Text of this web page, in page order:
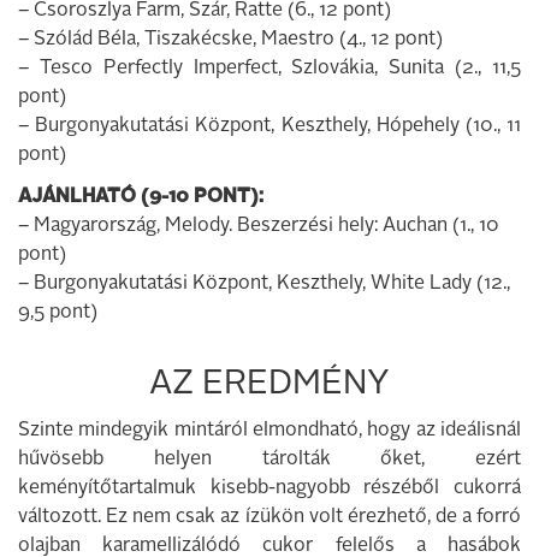
– Csoroszlya Farm, Szár, Ratte (6., 12 pont)
– Szólád Béla, Tiszakécske, Maestro (4., 12 pont)
– Tesco Perfectly Imperfect, Szlovákia, Sunita (2., 11,5
pont)
– Burgonyakutatási Központ, Keszthely, Hópehely (10., 11
pont)
AJÁNLHATÓ (9-10 PONT):
– Magyarország, Melody. Beszerzési hely: Auchan (1., 10
pont)
– Burgonyakutatási Központ, Keszthely, White Lady (12.,
9,5 pont)
AZ EREDMÉNY
Szinte mindegyik mintáról elmondható, hogy az ideálisnál
hűvösebb helyen tárolták őket, ezért
keményítőtartalmuk kisebb-nagyobb részéből cukorrá
változott. Ez nem csak az ízükön volt érezhető, de a forró
olajban karamellizálódó cukor felelős a hasábok